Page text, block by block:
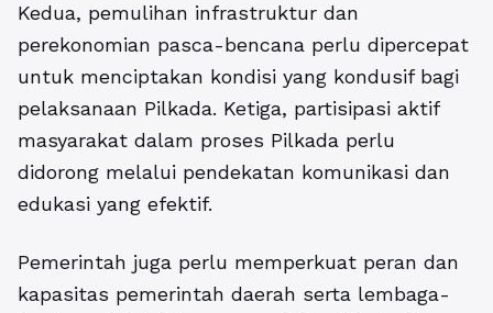
Kedua, pemulihan infrastruktur dan
perekonomian pasca-bencana perlu dipercepat
untuk menciptakan kondisi yang kondusif bagi
pelaksanaan Pilkada. Ketiga, partisipasi aktif
masyarakat dalam proses Pilkada perlu
didorong melalui pendekatan komunikasi dan
edukasi yang efektif.
Pemerintah juga perlu memperkuat peran dan
kapasitas pemerintah daerah serta lembaga-